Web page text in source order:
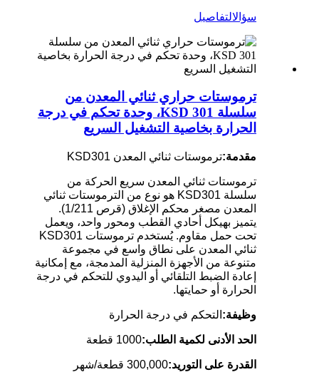
سؤالالتفاصيل
ترموستات حراري ثنائي المعدن من
سلسلة KSD 301، وحدة تحكم في درجة
الحرارة بخاصية التشغيل السريع
مقدمة:ترموستات ثنائي المعدن KSD301
ترموستات ثنائي المعدن سريع الحركة من
سلسلة KSD301 هو نوع من الترموستات ثنائي
المعدن مصغر محكم الإغلاق (قرص 1/211).
يتميز بهيكل أحادي القطب ومحور واحد، ويعمل
تحت حمل مقاوم. يُستخدم ترموستات KSD301
ثنائي المعدن على نطاق واسع في مجموعة
متنوعة من الأجهزة المنزلية المدمجة، مع إمكانية
إعادة الضبط التلقائي أو اليدوي للتحكم في درجة
الحرارة أو حمايتها.
وظيفة: التحكم في درجة الحرارة
الحد الأدنى لكمية الطلب:1000 قطعة
القدرة على التوريد:300,000 قطعة/شهر